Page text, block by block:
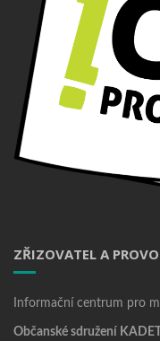
ZŘIZOVATEL A
Informační centrum pro
Občanské sdružení